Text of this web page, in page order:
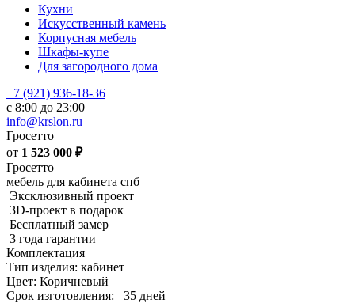
Кухни
Искусственный камень
Корпусная мебель
Шкафы-купе
Для загородного дома
+7 (921) 936-18-36
с 8:00 до 23:00
info@krslon.ru
Гросетто
от 1 523 000 ₽
Гросетто
мебель для кабинета спб
Эксклюзивный проект
3D-проект в подарок
Бесплатный замер
3 года гарантии
Комплектация
Тип изделия: кабинет
Цвет: Коричневый
Срок изготовления:
35 дней